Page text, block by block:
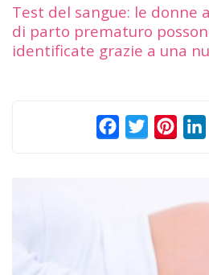
Test del sangue: le donne
di parto prematuro
identificate grazie a una
FacebookTwitter